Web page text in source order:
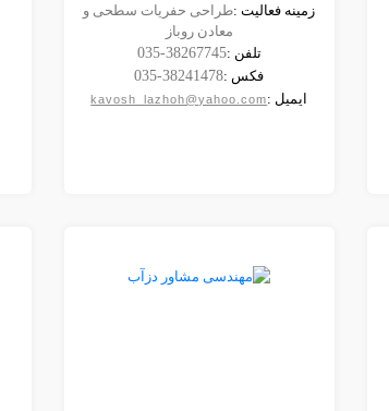
مشاهده
شرکت
زمینه فعالیت :طراحی حفریات سطحی و
معادن روباز
تلفن :035-38267745
فکس :035-38241478
ایمیل :kavosh_lazhoh@yahoo.com